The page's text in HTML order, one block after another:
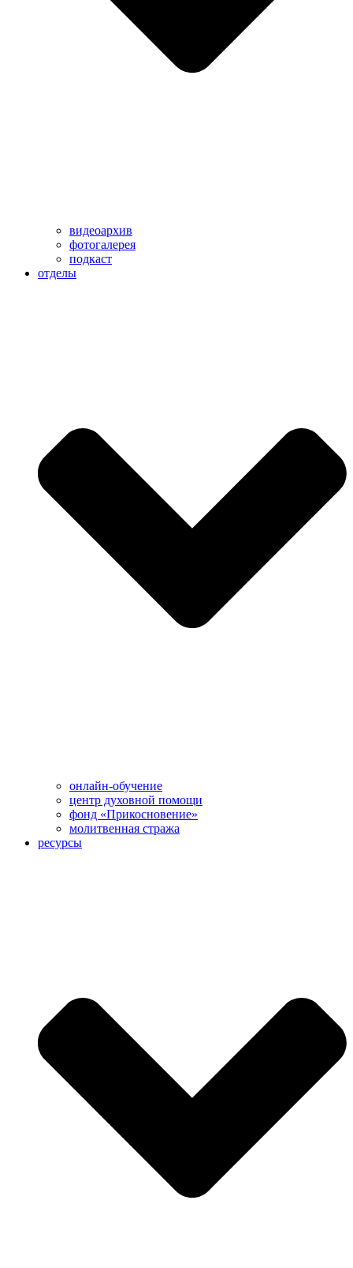
видеоархив
фотогалерея
подкаст
отделы
онлайн-обучение
центр духовной помощи
фонд «Прикосновение»
молитвенная стража
ресурсы